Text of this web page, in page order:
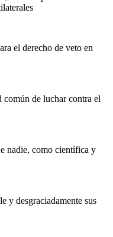
el derecho de veto en
común de luchar contra el
nadie, como científica y
y desgraciadamente sus